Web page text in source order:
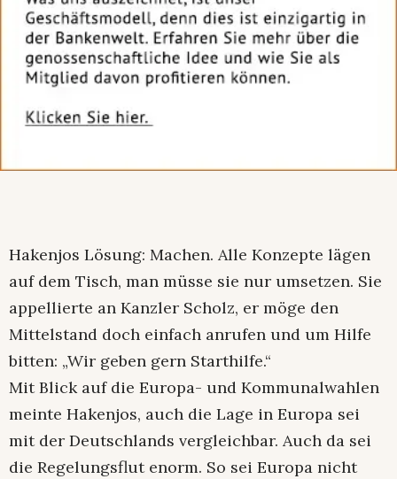
Hakenjos Lösung: Machen. Alle Konzepte lägen
auf dem Tisch, man müsse sie nur umsetzen. Sie
appellierte an Kanzler Scholz, er möge den
Mittelstand doch einfach anrufen und um Hilfe
bitten: „Wir geben gern Starthilfe.“
Mit Blick auf die Europa- und Kommunalwahlen
meinte Hakenjos, auch die Lage in Europa sei
mit der Deutschlands vergleichbar. Auch da sei
die Regelungsflut enorm. So sei Europa nicht